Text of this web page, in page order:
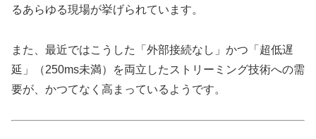
るあらゆる現場が挙げられています。
また、最近ではこうした「外部接続なし」かつ「超低遅
延」（250ms未満）を両立したストリーミング技術への需
要が、かつてなく高まっているようです。